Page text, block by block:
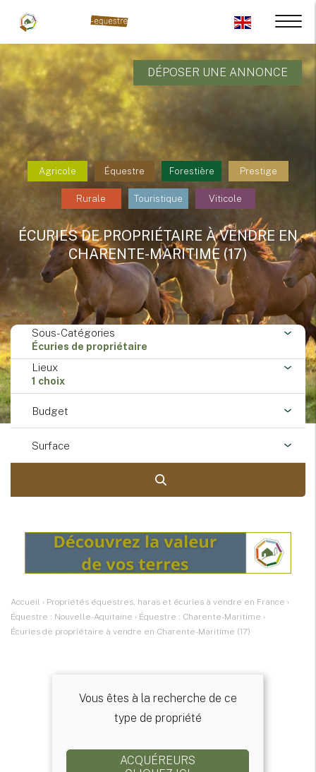
DÉPOSER UNE ANNONCE
Agricole Équestre Forestière Prestige
Rurale Touristique Viticole
ÉCURIES DE PROPRIÉTAIRE À VENDRE EN
CHARENTE-MARITIME (17)
Sous-Catégories
Écuries de propriétaire
Lieux
1 choix
Budget
Surface
Accueil › Propriétés équestres, haras et écuries à vendre en France ›
Équestre : Nouvelle-Aquitaine › Équestre : Charente-Maritime ›
Écuries de propriétaire à vendre en Charente-Maritime (17)
Vous êtes à la recherche de ce
type de propriété
ACQUÉREURS